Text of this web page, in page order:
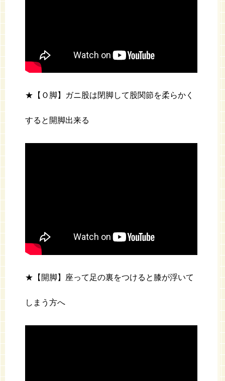
★【Ｏ脚】ガニ股は閉脚して股関節を柔らかく
すると開脚出来る
★【開脚】座って足の裏をつけると膝が浮いて
しまう方へ